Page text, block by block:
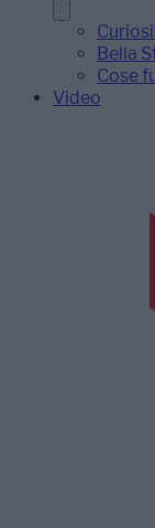
Bella
Cose
Video